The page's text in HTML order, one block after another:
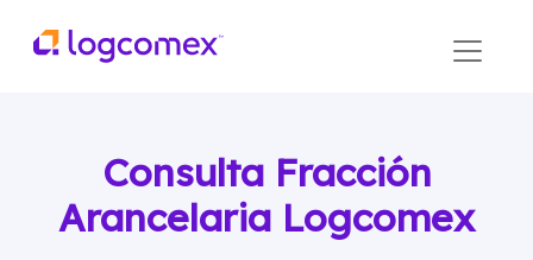
Consulta Fracción
Arancelaria Logcomex